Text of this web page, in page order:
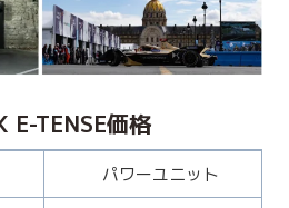
E-TENSE価格
パワーユニット